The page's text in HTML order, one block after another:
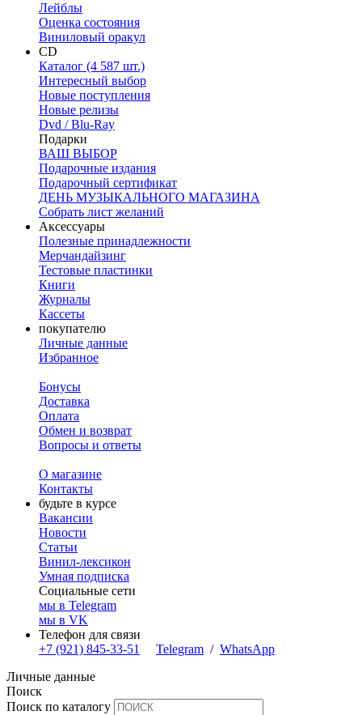
Лейблы
Оценка состояния
Виниловый оракул
CD
Каталог (4 587 шт.)
Интересный выбор
Новые поступления
Новые релизы
Dvd / Blu-Ray
Подарки
ВАШ ВЫБОР
Подарочные издания
Подарочный сертификат
ДЕНЬ МУЗЫКАЛЬНОГО МАГАЗИНА
Собрать лист желаний
Аксессуары
Полезные принадлежности
Мерчандайзинг
Тестовые пластинки
Книги
Журналы
Кассеты
покупателю
Личные данные
Избранное
Бонусы
Доставка
Оплата
Обмен и возврат
Вопросы и ответы
О магазине
Контакты
будьте в курсе
Вакансии
Новости
Статьи
Винил-лексикон
Умная подписка
Социальные сети
мы в Telegram
мы в VK
Телефон для связи
+7 (921) 845-33-51
Telegram / WhatsApp
Личные данные
Поиск
Поиск по каталогу